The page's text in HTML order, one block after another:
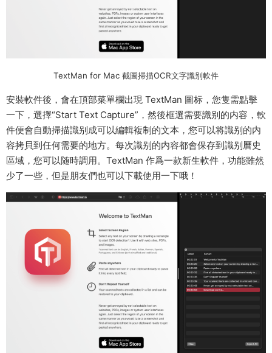
TextMan for Mac 截圖掃描OCR文字識别軟件
安裝軟件後，會在頂部菜單欄出現 TextMan 圖标，您隻需點擊
一下，選擇“Start Text Capture”，然後框選需要識别的内容，軟
件便會自動掃描識别成可以編輯複制的文本，您可以将識别的内
容拷貝到任何需要的地方。每次識别的内容都會保存到識别曆史
區域，您可以随時調用。TextMan 作爲一款新生軟件，功能雖然
少了一些，但是朋友們也可以下載使用一下哦！